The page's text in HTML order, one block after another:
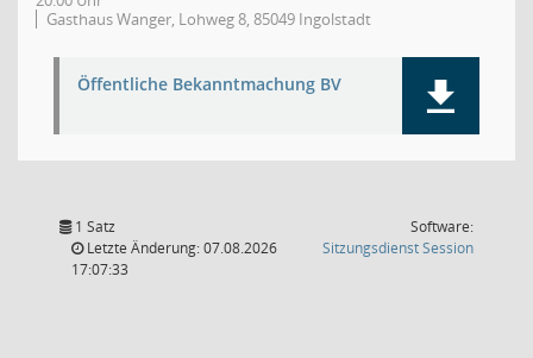
Gasthaus Wanger, Lohweg 8, 85049 Ingolstadt
Öffentliche Bekanntmachung BV
1 Satz
Letzte Änderung: 07.08.2026
17:07:33
Software:
SitzungsdienstSession(Wird in